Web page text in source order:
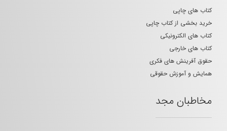
کتاب های چاپی
خرید بخشی از کتاب چاپی
کتاب های الکترونیکی
کتاب های خارجی
حقوق آفرینش های فکری
همایش و آموزش حقوقی
مخاطبان مجد